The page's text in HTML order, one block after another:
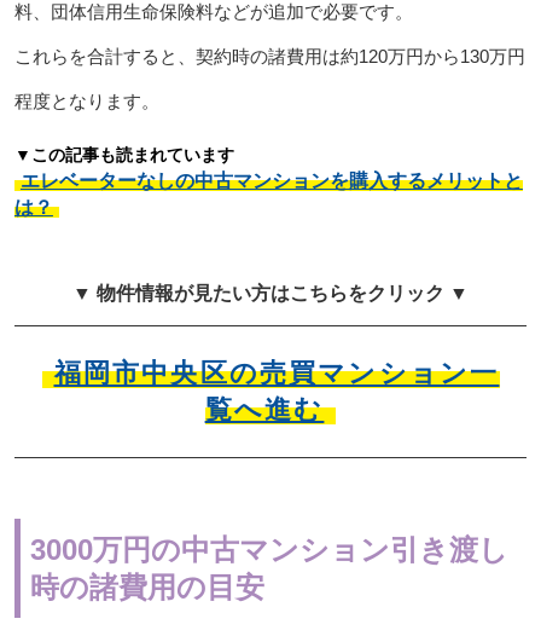
料、団体信用生命保険料などが追加で必要です。
これらを合計すると、契約時の諸費用は約120万円から130万円
程度となります。
▼この記事も読まれています
エレベーターなしの中古マンションを購入するメリットと
は？
▼ 物件情報が見たい方はこちらをクリック ▼
福岡市中央区の売買マンション一
覧へ進む
3000万円の中古マンション引き渡し
時の諸費用の目安